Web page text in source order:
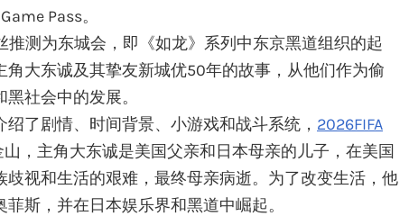
Pass。
推测为东城会，即《如龙》系列中东京黑道组织的起
角大东诚及其挚友新城优50年的故事，从他们作为偷
社会中的发展。
了剧情、时间背景、小游戏和战斗系统， 2026FIFA
山，主角大东诚是美国父亲和日本母亲的儿子，在美国
视和生活的艰难，最终母亲病逝。为了改变生活，他
斯，并在日本娱乐界和黑道中崛起。